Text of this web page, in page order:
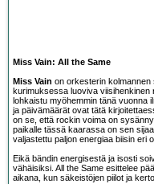
Miss Vain: All the Same
Miss Vain on orkesterin kolmannen
kurimuksessa luoviva viisihenkinen
lohkaistu myöhemmin tänä vuonna
ja päivämäärät ovat tätä
on se, että rockin voima on
paikalle tässä kaarassa on sen
valjastettu paljon energiaa biisin eri
Eikä bändin energisestä ja isosti
vähäisiksi. All the Same esittelee
aikana, kun säkeistöjen piilot ja